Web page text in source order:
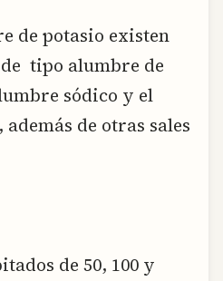
de potasio existen
tipo alumbre de
sódico y el
de otras sales
de 50, 100 y